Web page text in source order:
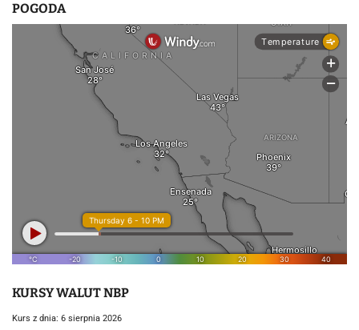
POGODA
KURSY WALUT NBP
Kurs z dnia: 6 sierpnia 2026